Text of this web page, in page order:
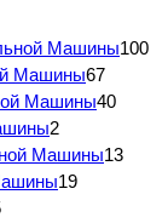
Машины100
Машины67
Машины40
2
Машины13
19